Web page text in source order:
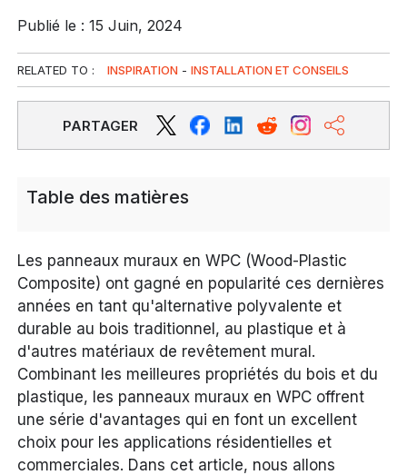
Publié le : 15 Juin, 2024
RELATED TO : INSPIRATION -INSTALLATION ET CONSEILS
PARTAGER
Table des matières
Les panneaux muraux en WPC (Wood-Plastic
Composite) ont gagné en popularité ces dernières
années en tant qu'alternative polyvalente et
durable au bois traditionnel, au plastique et à
d'autres matériaux de revêtement mural.
Combinant les meilleures propriétés du bois et du
plastique, les panneaux muraux en WPC offrent
une série d'avantages qui en font un excellent
choix pour les applications résidentielles et
commerciales. Dans cet article, nous allons